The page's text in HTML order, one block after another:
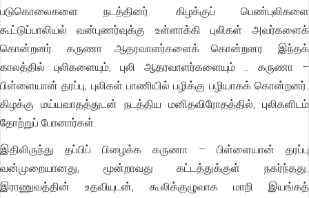
படுகொலைகளை நடத்தினர். கிழக்குப் பெண்புலிகளை
கூட்டுப்பாலியல் வன்புணர்வுக்கு உள்ளாக்கி புலிகள் அவர்களைக்
கொன்றனர். கருணா ஆதரவாளர்களைக் கொன்றனர. இந்தக்
காலத்தில் புலிகளையும், புலி ஆதரவாளர்களையும் .. கருணா –
பிள்ளையான் தரப்பு, புலிகள் பாணியில் பழிக்கு பழியாகக் கொன்றனர்.
கிழக்கு மய்யவாதத்துடன் நடத்திய மனிதவிரோதத்தில், புலிகளிடம்
தோற்றுப் போனார்கள்.
இதிலிருந்து தப்பிப் பிழைக்க கருணா – பிள்ளையான் தரப்பு
வன்முறையானது, மூன்றாவது கட்டத்துக்குள் நகர்ந்தது.
இராணுவத்தின் உதவியுடன், கூலிக்குழுவாக மாறி இயங்கத்